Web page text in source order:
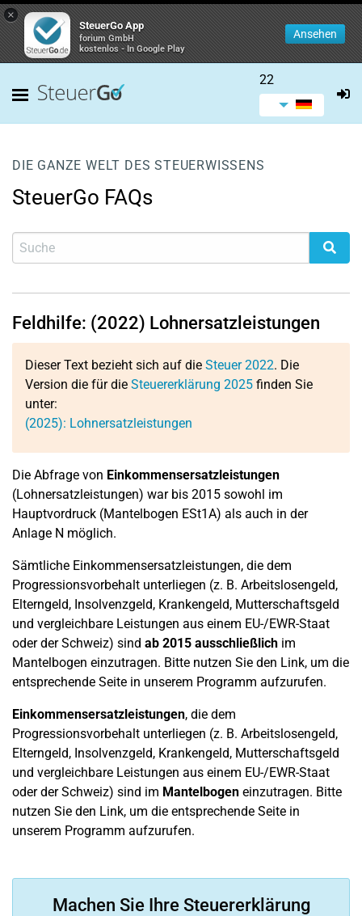
×
SteuerGo App
forium GmbH
kostenlos - In Google Play
Ansehen
22
DIE GANZE WELT DES STEUERWISSENS
SteuerGo FAQs
Feldhilfe: (2022) Lohnersatzleistungen
Dieser Text bezieht sich auf die Steuer 2022. Die
Version die für die Steuererklärung 2025 finden Sie
unter:
(2025): Lohnersatzleistungen
Die Abfrage von Einkommensersatzleistungen
(Lohnersatzleistungen) war bis 2015 sowohl im
Hauptvordruck (Mantelbogen ESt1A) als auch in der
Anlage N möglich.
Sämtliche Einkommensersatzleistungen, die dem
Progressionsvorbehalt unterliegen (z. B. Arbeitslosengeld,
Elterngeld, Insolvenzgeld, Krankengeld, Mutterschaftsgeld
und vergleichbare Leistungen aus einem EU-/EWR-Staat
oder der Schweiz) sind ab 2015 ausschließlich im
Mantelbogen einzutragen. Bitte nutzen Sie den Link, um die
entsprechende Seite in unserem Programm aufzurufen.
Einkommensersatzleistungen, die dem
Progressionsvorbehalt unterliegen (z. B. Arbeitslosengeld,
Elterngeld, Insolvenzgeld, Krankengeld, Mutterschaftsgeld
und vergleichbare Leistungen aus einem EU-/EWR-Staat
oder der Schweiz) sind im Mantelbogen einzutragen. Bitte
nutzen Sie den Link, um die entsprechende Seite in
unserem Programm aufzurufen.
Machen Sie Ihre Steuererklärung